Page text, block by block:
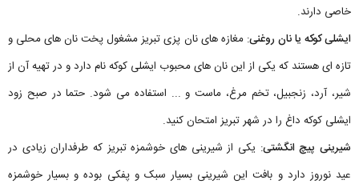
خاصی دارند.
ایشلی کوکه یا نان روغنی: مغازه های نان پزی تبریز مشغول پخت نان های محلی و
تازه ای هستند که یکی از این نان های محبوب ایشلی کوکه نام دارد و در تهیه آن از
شیر، آرد، زنجبیل، تخم مرغ، ماست و ... استفاده می شود. حتما در صبح زود
ایشلی کوکه داغ را در شهر تبریز امتحان کنید.
شیرینی پیچ انگشتی: یکی از شیرینی های خوشمزه تبریز که طرفداران زیادی در
عید نوروز دارد و بافت این شیرینی بسیار سبک و پفکی بوده و بسیار خوشمزه